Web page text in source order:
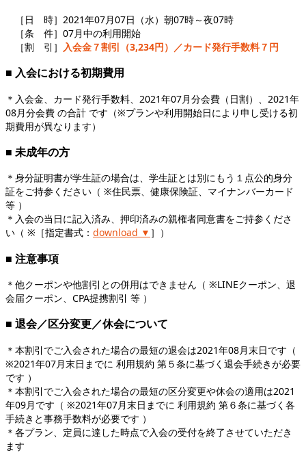
［日 時］2021年07月07日（水）朝07時～夜07時
［条 件］07月中の利用開始
［割 引］
入会金７割引（3,234円）／カード発行手数料７円
■ 入会における初期費用
＊入会金、カード発行手数料、2021年07月分会費（日割）、2021年
08月分会費 の合計 です（※プランや利用開始日により申し受ける初
期費用が異なります）
■ 未成年の方
＊身分証明書が学生証の場合は、学生証とは別にもう１点公的身分
証をご持参ください（ ※住民票、健康保険証、マイナンバーカード
等 ）
＊入会の当日に記入済み、押印済みの親権者同意書をご持参くださ
い（ ※［指定書式： download ▼ ］）
■ 注意事項
＊他クーポンや他割引との併用はできません（ ※LINEクーポン、退
会届クーポン、CPA提携割引 等 ）
■ 退会／区分変更／休会について
＊本割引でご入会された場合の最短の退会は2021年08月末日です（
※2021年07月末日までに 利用規約 第５条に基づく退会手続きが必要
です ）
＊本割引でご入会された場合の最短の区分変更や休会の適用は2021
年09月です（ ※2021年07月末日までに 利用規約 第６条に基づく各
手続きと事務手数料が必要です ）
＊各プラン、定員に達した時点で入会の受付を終了させていただき
ます